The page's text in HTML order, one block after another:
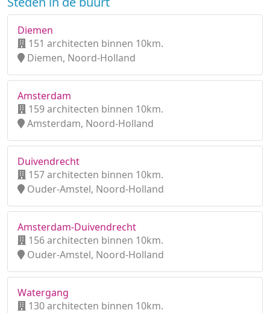
Diemen
151 architecten binnen 10km.
Diemen, Noord-Holland
Amsterdam
159 architecten binnen 10km.
Amsterdam, Noord-Holland
Duivendrecht
157 architecten binnen 10km.
Ouder-Amstel, Noord-Holland
Amsterdam-Duivendrecht
156 architecten binnen 10km.
Ouder-Amstel, Noord-Holland
Watergang
130 architecten binnen 10km.